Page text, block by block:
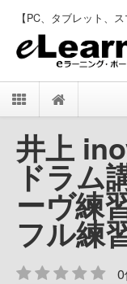
【PC、タブレット、
井上
ドラム
ーヴ練
フル練